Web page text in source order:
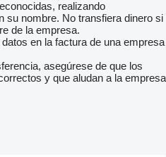
realizando
su nombre. No transfiera dinero si
de la empresa.
en la factura de una empresa
asegúrese de que los
y que aludan a la empresa